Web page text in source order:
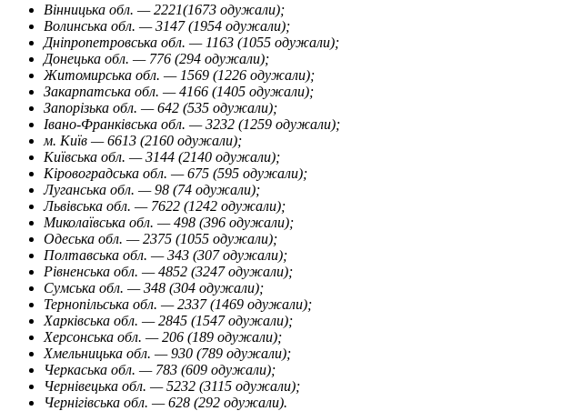
Вінницька обл. — 2221(1673 одужали);
Волинська обл. — 3147 (1954 одужали);
Дніпропетровська обл. — 1163 (1055 одужали);
Донецька обл. — 776 (294 одужали);
Житомирська обл. — 1569 (1226 одужали);
Закарпатська обл. — 4166 (1405 одужали);
Запорізька обл. — 642 (535 одужали);
Івано-Франківська обл. — 3232 (1259 одужали);
м. Київ — 6613 (2160 одужали);
Київська обл. — 3144 (2140 одужали);
Кіровоградська обл. — 675 (595 одужали);
Луганська обл. — 98 (74 одужали);
Львівська обл. — 7622 (1242 одужали);
Миколаївська обл. — 498 (396 одужали);
Одеська обл. — 2375 (1055 одужали);
Полтавська обл. — 343 (307 одужали);
Рівненська обл. — 4852 (3247 одужали);
Сумська обл. — 348 (304 одужали);
Тернопільська обл. — 2337 (1469 одужали);
Харківська обл. — 2845 (1547 одужали);
Херсонська обл. — 206 (189 одужали);
Хмельницька обл. — 930 (789 одужали);
Черкаська обл. — 783 (609 одужали);
Чернівецька обл. — 5232 (3115 одужали);
Чернігівська обл. — 628 (292 одужали).